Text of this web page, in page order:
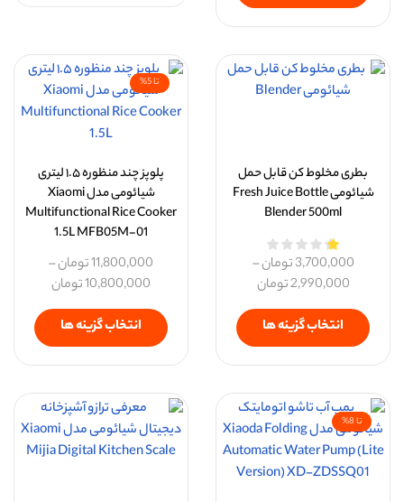
بطری مخلوط کن قابل حمل
شیائومی Fresh Juice Bottle
Blender 500ml
3,700,000تومان–
2,990,000تومان
انتخاب گزینه ها
تا 5%
پلوپز چند منظوره ۱.۵ لیتری
شیائومی مدل Xiaomi
Multifunctional Rice Cooker
1.5L MFB05M-01
11,800,000تومان–
10,800,000تومان
انتخاب گزینه ها
تا 8%